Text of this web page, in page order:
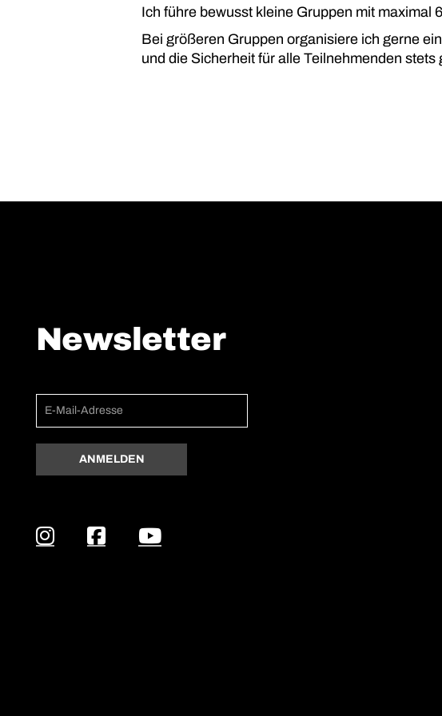
Ich führe bewusst kleine Gruppen mit maximal
Bei größeren Gruppen organisiere ich gerne
und die Sicherheit für alle Teilnehmenden stets
Newsletter